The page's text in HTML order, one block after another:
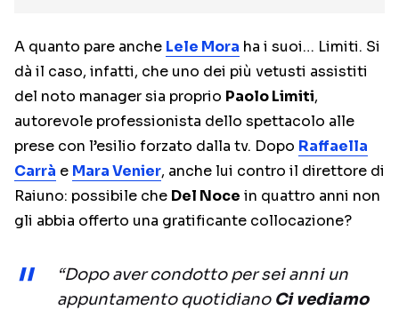
A quanto pare anche Lele Mora ha i suoi… Limiti. Si
dà il caso, infatti, che uno dei più vetusti assistiti
del noto manager sia proprio Paolo Limiti,
autorevole professionista dello spettacolo alle
prese con l’esilio forzato dalla tv. Dopo Raffaella
Carrà e Mara Venier, anche lui contro il direttore di
Raiuno: possibile che Del Noce in quattro anni non
gli abbia offerto una gratificante collocazione?
“Dopo aver condotto per sei anni un
appuntamento quotidiano Ci vediamo